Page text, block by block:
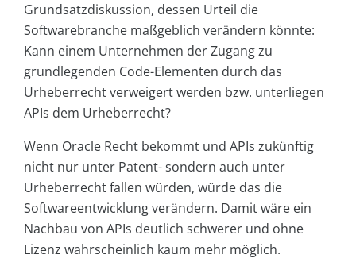
Grundsatzdiskussion, dessen Urteil die
Softwarebranche maßgeblich verändern könnte:
Kann einem Unternehmen der Zugang zu
grundlegenden Code-Elementen durch das
Urheberrecht verweigert werden bzw. unterliegen
APIs dem Urheberrecht?
Wenn Oracle Recht bekommt und APIs zukünftig
nicht nur unter Patent- sondern auch unter
Urheberrecht fallen würden, würde das die
Softwareentwicklung verändern. Damit wäre ein
Nachbau von APIs deutlich schwerer und ohne
Lizenz wahrscheinlich kaum mehr möglich.